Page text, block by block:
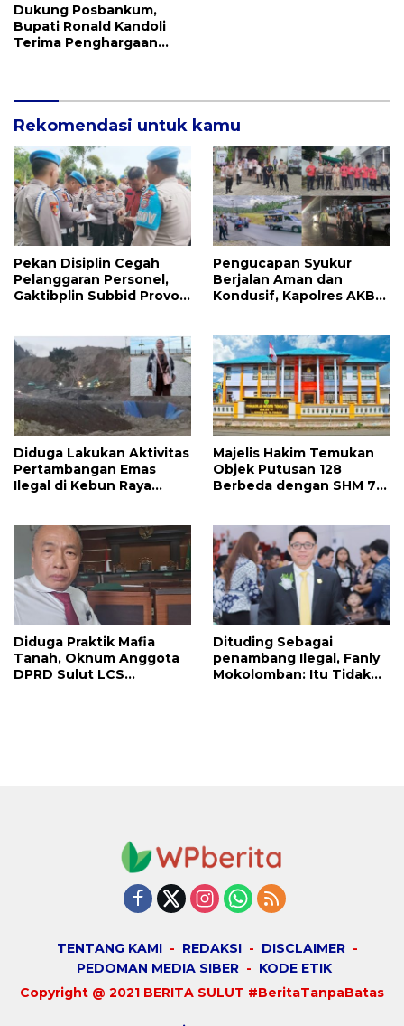
Dukung Posbankum,
Bupati Ronald Kandoli
Terima Penghargaan
Rekomendasi untuk kamu
Pekan Disiplin Cegah
Pelanggaran Personel,
Gaktibplin Subbid Provos
Pengucapan Syukur
Berjalan Aman dan
Kondusif, Kapolres AKBP
Mitra
Diduga Lakukan Aktivitas
Pertambangan Emas
Ilegal di Kebun Raya
Sondakh
Majelis Hakim Temukan
Objek Putusan 128
Berbeda dengan SHM 79,
Tondano
Diduga Praktik Mafia
Tanah, Oknum Anggota
DPRD Sulut LCS
Dituding Sebagai
penambang Ilegal, Fanly
Mokolomban: Itu Tidak
TENTANG KAMI REDAKSI
DISCLAIMER
PEDOMAN MEDIA SIBER
KODE ETIK
Copyright @ 2021 BERITA SULUT #BeritaTanpaBatas